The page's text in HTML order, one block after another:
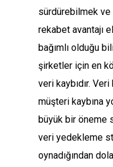
sürdürebilmek
rekabet avantajı
bağımlı olduğu
şirketler için en
veri kaybıdır.
müşteri kaybına
büyük bir öneme
veri yedekleme
oynadığından